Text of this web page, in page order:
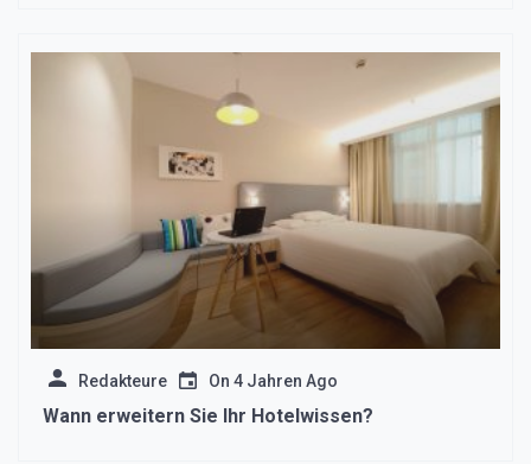
Redakteure On 4 Jahren Ago
Wann erweitern Sie Ihr Hotelwissen?